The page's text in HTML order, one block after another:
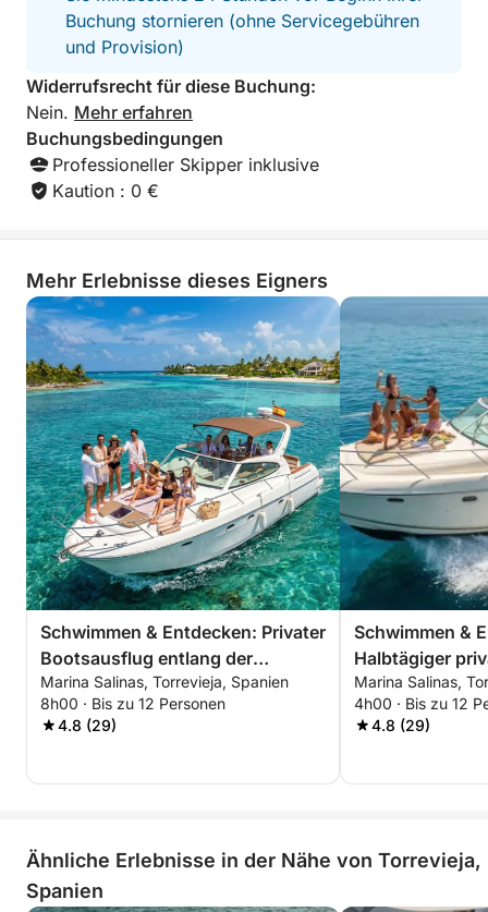
Buchung stornieren (ohne Servicegebühren
und Provision)
Widerrufsrecht für diese Buchung:
Nein. Mehr erfahren
Buchungsbedingungen
Professioneller Skipper inklusive
Kaution : 0 €
Mehr Erlebnisse dieses Eigners
Schwimmen & Entdecken: Privater
Bootsausflug entlang der
südlichen Costa Blanca
Marina Salinas, Torrevieja, Spanien
8h00 · Bis zu 12 Personen
4.8 (29)
Schwimmen &
Halbtägiger
entlang der
Blanca
Marina Salinas,
4h00 · Bis zu 12
4.8 (29)
Ähnliche Erlebnisse in der Nähe von Torrevieja,
Spanien